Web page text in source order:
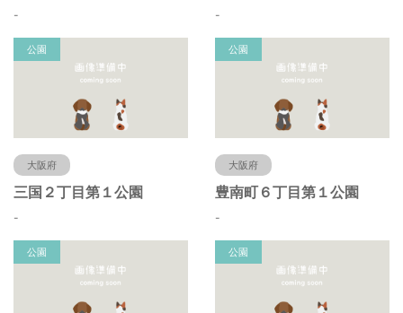
- -
公園
大阪府
三国２丁目第１公園
-
公園
大阪府
豊南町６丁目第１公園
-
公園 公園